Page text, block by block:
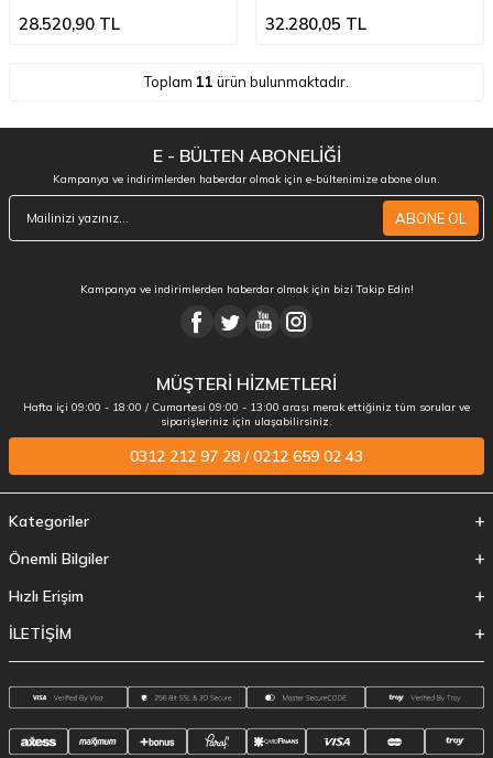
28.520,90 TL 32.280,05 TL
Toplam 11 ürün bulunmaktadır.
E - BÜLTEN ABONELİĞİ
Kampanya ve indirimlerden haberdar olmak için e-bültenimize abone olun.
ABONE OL
Kampanya ve indirimlerden haberdar olmak için bizi Takip Edin!
MÜŞTERİ HİZMETLERİ
Hafta içi 09:00 - 18:00 / Cumartesi 09:00 - 13:00 arası merak ettiğiniz tüm sorular ve
siparişleriniz için ulaşabilirsiniz.
0312 212 97 28 / 0212 659 02 43
Kategoriler
Önemli Bilgiler
Hızlı Erişim
İLETİŞİM